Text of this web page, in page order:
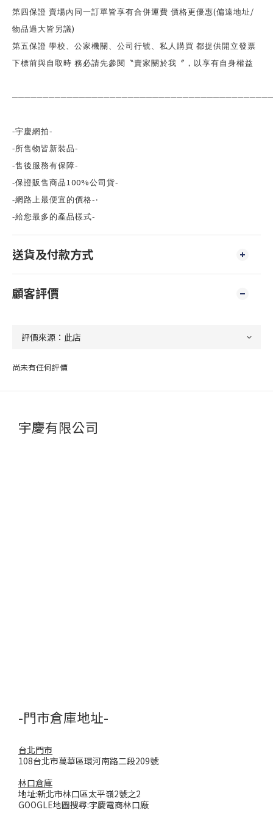
第四保證 賣場內同一訂單皆享有合併運費 價格更優惠(偏遠地址 /
物品過大皆另議)
第五保證 學校、公家機關、公司行號、私人購買 都提供開立發票
下標前與自取時 務必請先參閱〝賣家關於我〞，以享有自身權益
-宇慶網拍-
-所售物皆新裝品-
-售後服務有保障-
-保證販售商品100%公司貨-
-網路上最便宜的價格- ‧
-給您最多的產品樣式-
送貨及付款方式
顧客評價
尚未有任何評價
宇慶有限公司
-門市倉庫地址-
台北門市
108台北市萬華區環河南路二段209號
林口倉庫
地址:新北市林口區太平嶺2號之2
GOOGLE地圖搜尋:宇慶電商林口廠